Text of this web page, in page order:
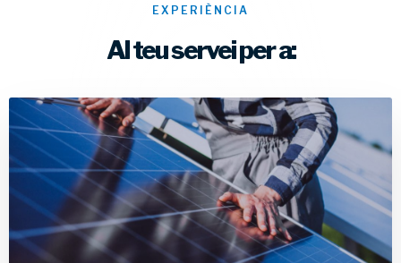
EXPERIÈNCIA
Al teu servei per a: